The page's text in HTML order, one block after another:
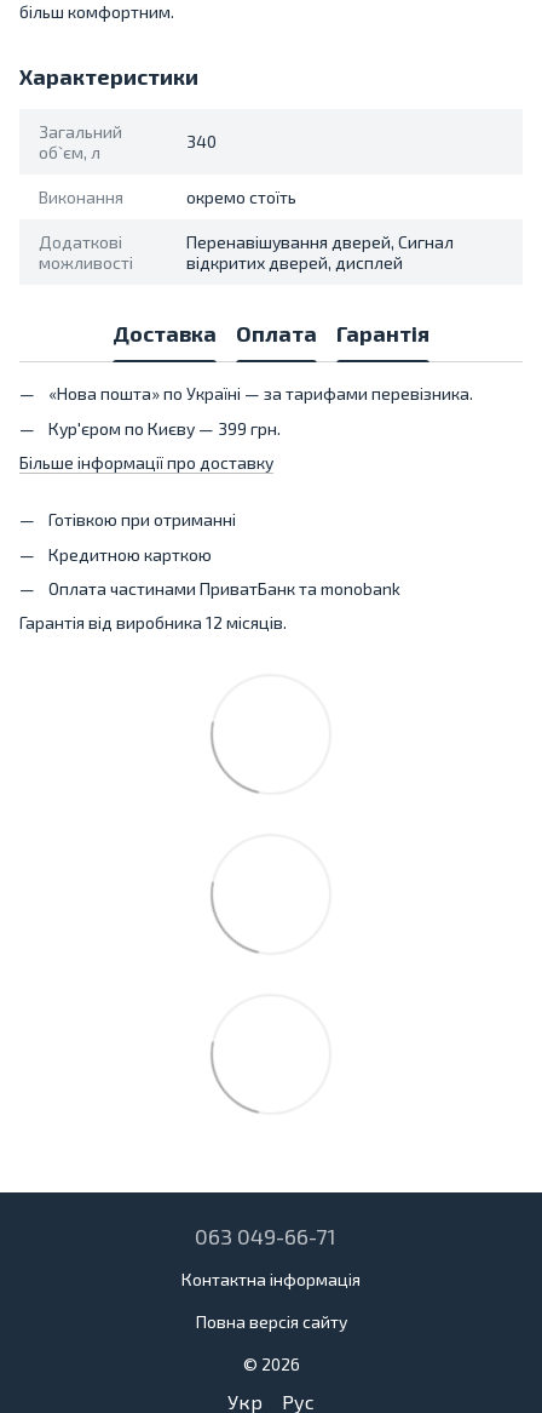
більш комфортним.
Характеристики
Загальний
об`єм, л
340
Виконання окремо стоїть
Додаткові
можливості
Перенавішування дверей, Сигнал
відкритих дверей, дисплей
Доставка Оплата Гарантія
«Нова пошта» по Україні — за тарифами перевізника.
Кур'єром по Києву — 399 грн.
Більше інформації про доставку
Готівкою при отриманні
Кредитною карткою
Оплата частинами ПриватБанк та monobank
Гарантія від виробника 12 місяців.
063 049-66-71
Контактна інформація
Повна версія сайту
© 2026
Укр Рус